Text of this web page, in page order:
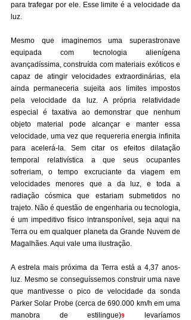
para trafegar por ele. Esse limite é a velocidade da
luz.
Mesmo que imaginemos uma superastronave
equipada com tecnologia alienígena
avançadíssima, construída com materiais exóticos e
capaz de atingir velocidades extraordinárias, ela
ainda permaneceria sujeita aos limites impostos
pela velocidade da luz. A própria relatividade
especial é taxativa ao demonstrar que nenhum
objeto material pode alcançar e manter essa
velocidade, uma vez que requereria energia infinita
para acelerá-la. Sem citar os efeitos dilatação
temporal relativística a que seus ocupantes
sofreriam, o tempo excruciante da viagem em
velocidades menores que a da luz, e toda a
radiação cósmica que estariam submetidos no
trajeto. Não é questão de engenharia ou tecnologia,
é um impeditivo físico intransponível, seja aqui na
Terra ou em qualquer planeta da Grande Nuvem de
Magalhães. Aqui vale uma ilustração.
A estrela mais próxima da Terra está a 4,37 anos-
luz. Mesmo se conseguíssemos construir uma nave
que mantivesse o pico de velocidade da sonda
Parker Solar Probe (cerca de 690.000 km/h em uma
manobra de estilingue)9
levaríamos